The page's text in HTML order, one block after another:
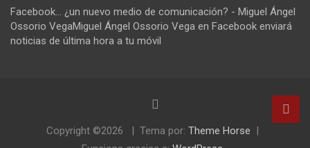
Facebook... ¿un nuevo medio de comunicación? - Miguel Ángel
Ossorio VegaMiguel Ángel Ossorio Vega en Facebook enviará
noticias de última hora a tu móvil
Copyright ©2026 Tema por: Theme Horse